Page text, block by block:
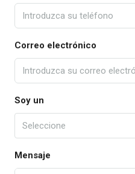
Correo electrónico
Soy un
Seleccione
Mensaje